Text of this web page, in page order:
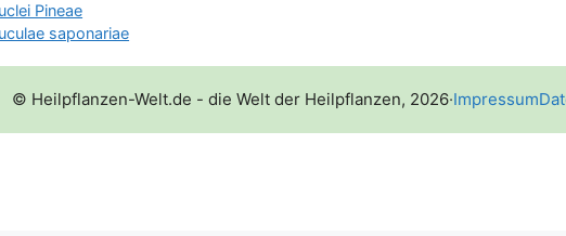
Pineae
saponariae
© Heilpflanzen-Welt.de - die Welt der Heilpflanzen, 2026·Impressum